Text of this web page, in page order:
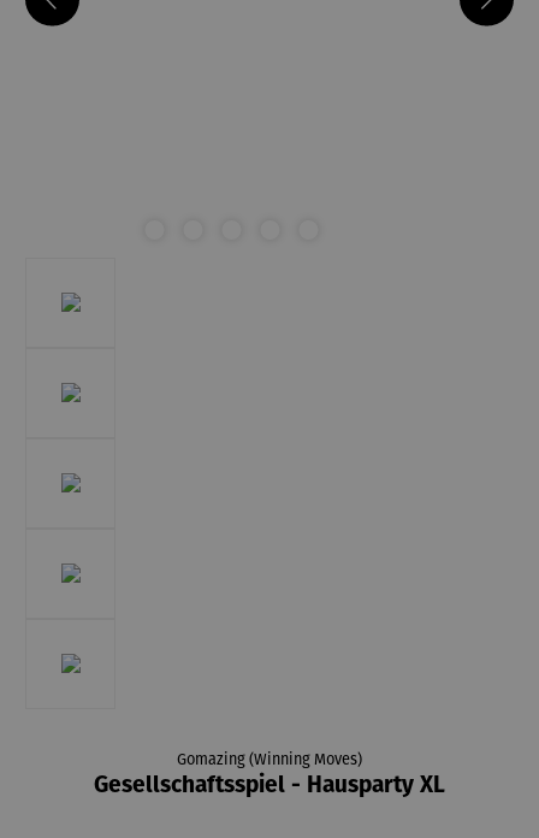
Gomazing (Winning Moves)
Gesellschaftsspiel - Hausparty XL